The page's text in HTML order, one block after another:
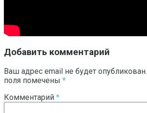
Добавить комментарий
Ваш адрес email не будет опубликован.
поля помечены *
Комментарий *